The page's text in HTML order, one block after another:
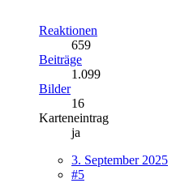
Reaktionen
659
Beiträge
1.099
Bilder
16
Karteneintrag
ja
3. September 2025
#5